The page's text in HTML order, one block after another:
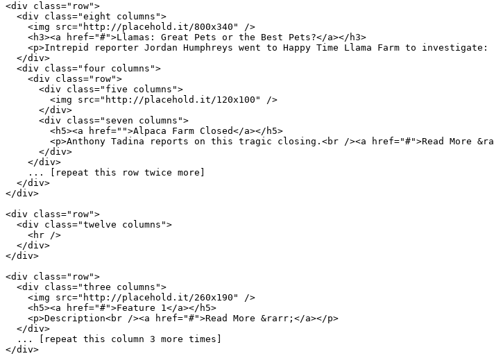
<div class="row">
  <div class="eight columns">
    <img src="http://placehold.it/800x340" />
    <h3><a href="#">Llamas: Great Pets or the Best Pets?</a></h3>
<p>Intrepid reporter Jordan Humphreys went to Happy Time Llama Farm to
  </div>
  <div class="four columns">
    <div class="row">
      <div class="five columns">
        <img src="http://placehold.it/120x100" />
      </div>
      <div class="seven columns">
        <h5><a href="">Alpaca Farm Closed</a></h5>
<p>Anthony Tadina reports on this tragic closing.<br /><a href="#">Read More
      </div>
    </div>
    ... [repeat this row twice more]
  </div>
</div>
<div class="row">
  <div class="twelve columns">
    <hr />
  </div>
</div>
<div class="row">
  <div class="three columns">
    <img src="http://placehold.it/260x190" />
    <h5><a href="#">Feature 1</a></h5>
    <p>Description<br /><a href="#">Read More &rarr;</a></p>
  </div>
  ... [repeat this column 3 more times]
</div>